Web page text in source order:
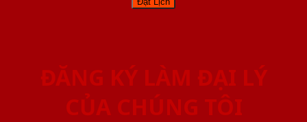
ĐĂNG KÝ LÀM ĐẠI LÝ
CỦA CHÚNG TÔI